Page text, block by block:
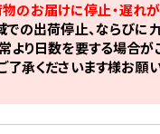
のお届けに停止・遅れが
の出荷停止、ならびに
より日数を要する場合が
了承くださいます様お願